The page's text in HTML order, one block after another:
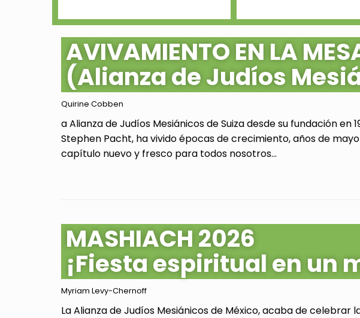
AVIVAMIENTO EN LA
(Alianza de Judíos
Quirine Cobben
a Alianza de Judíos Mesiánicos de Suiza desde su fundación
Stephen Pacht, ha vivido épocas de crecimiento, años de
capítulo nuevo y fresco para todos nosotros...
MASHIACH 2026
¡Fiesta espiritual en un
Myriam Levy-Chernoff
La Alianza de Judíos Mesiánicos de México, acaba de celebrar